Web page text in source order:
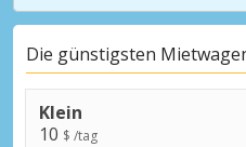
Die günstigsten
Klein
10 $ /tag